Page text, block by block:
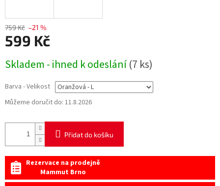
759 Kč –21 %
599 Kč
cena:
Skladem - ihned k odeslání(7 ks)
Barva - Velikost
Můžeme doručit do: 11.8.2026
Přidat do košíku
Rezervace na prodejně
Mammut Brno